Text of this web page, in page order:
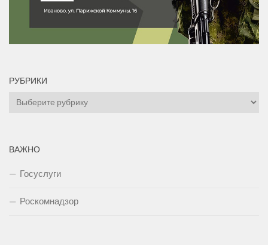
РУБРИКИ
Рубрики
ВАЖНО
Госуслуги
Роскомнадзор